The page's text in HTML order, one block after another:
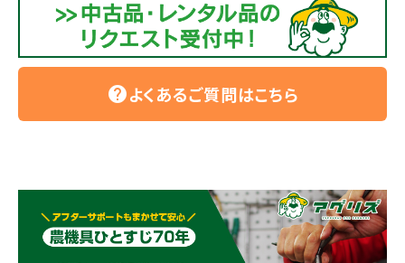
helpよくあるご質問はこちら